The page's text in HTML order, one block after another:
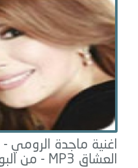
اغنية ماجدة الرومي -
العشاق